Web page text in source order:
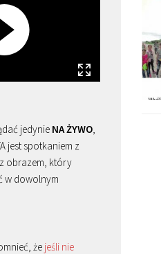
jedynie NA ŻYWO,
jest spotkaniem z
z obrazem, który
w dowolnym
że jeśli nie